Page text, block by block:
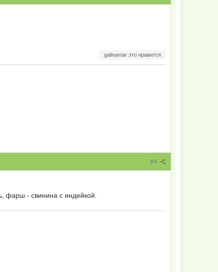
galinamar это нравится
#4
фарш - свинина с индейкой.